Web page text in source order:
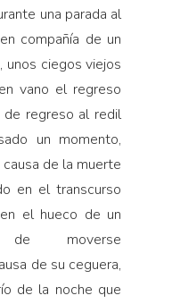
una parada al
compañía de un
unos ciegos viejos
vano el regreso
regreso al redil
un momento,
de la muerte
en el transcurso
el hueco de un
de moverse
de su ceguera,
de la noche que